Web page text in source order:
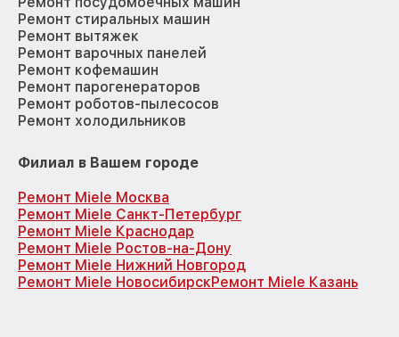
Ремонт стиральных машин
Ремонт вытяжек
Ремонт варочных панелей
Ремонт кофемашин
Ремонт парогенераторов
Ремонт роботов-пылесосов
Ремонт холодильников
Филиал в Вашем городе
Ремонт Miele Москва
Ремонт Miele Санкт-Петербург
Ремонт Miele Краснодар
Ремонт Miele Ростов-на-Дону
Ремонт Miele Нижний Новгород
Ремонт Miele НовосибирскРемонт Miele Казань